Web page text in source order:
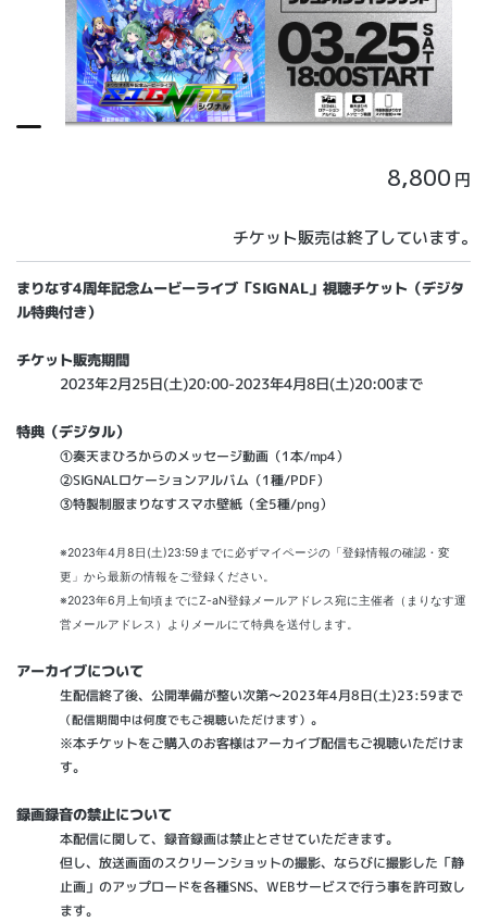
8,800 円
チケット販売は終了しています。
まりなす4周年記念ムービーライブ「SIGNAL」視聴チケット（デジタ
ル特典付き）
チケット販売期間
2023年2月25日(土)20:00-2023年4月8日(土)20:00まで
特典（デジタル）
①奏天まひろからのメッセージ動画（1本/mp4）
②SIGNALロケーションアルバム（1種/PDF）
③特製制服まりなすスマホ壁紙（全5種/png）
※2023年4月8日(土)23:59までに必ずマイページの「登録情報の確認・変
更」から最新の情報をご登録ください。
※2023年6月上旬頃までにZ-aN登録メールアドレス宛に主催者（まりなす運
営メールアドレス）よりメールにて特典を送付します。
アーカイブについて
生配信終了後、公開準備が整い次第～2023年4月8日(土)23:59まで
（配信期間中は何度でもご視聴いただけます） 。
※本チケットをご購入のお客様はアーカイブ配信もご視聴いただけま
す。
録画録音の禁止について
本配信に関して、録音録画は禁止とさせていただきます。
但し、放送画面のスクリーンショットの撮影、ならびに撮影した「静
止画」のアップロードを各種SNS、WEBサービスで行う事を許可致し
ます。